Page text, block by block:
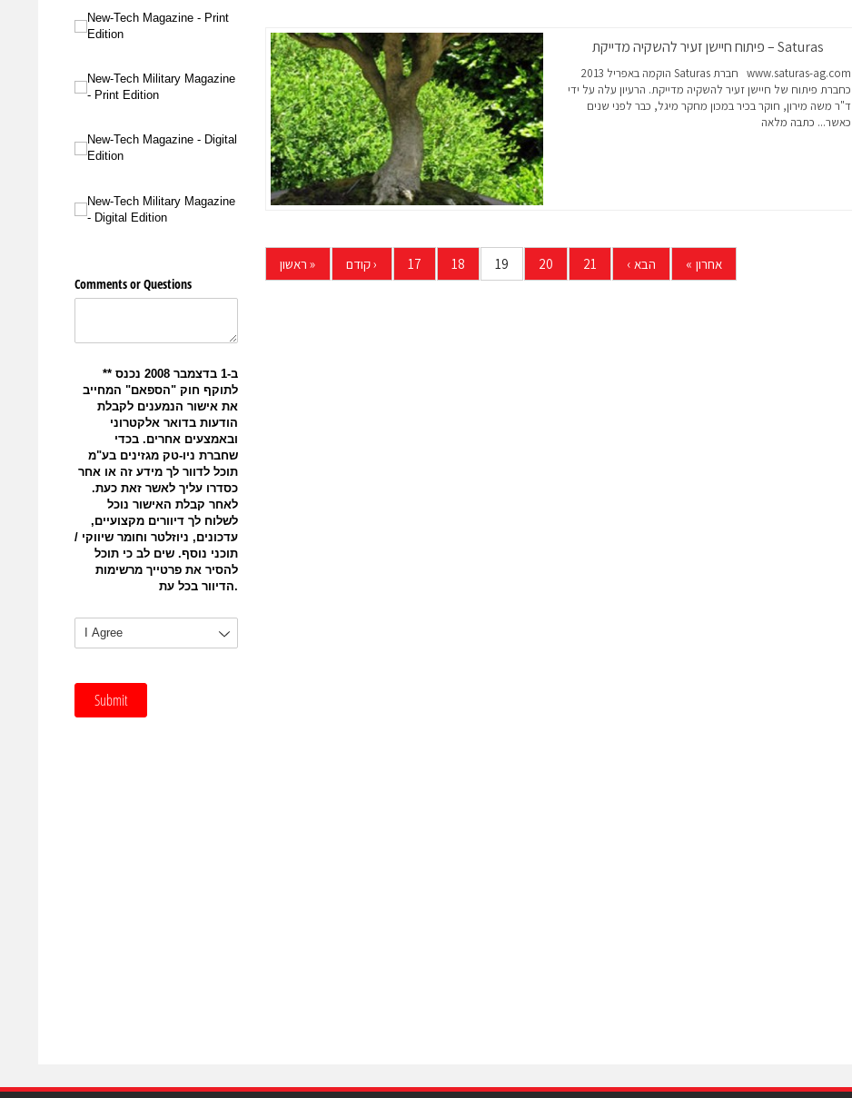
Saturas – פיתוח חיישן זעיר להשקיה מדייקת
www.saturas-ag.com חברת Saturas הוקמה באפריל 2013
כחברת פיתוח של חיישן זעיר להשקיה מדייקת. הרעיון עלה על ידי
ד"ר משה מירון, חוקר בכיר במכון מחקר מיגל, כבר לפני שנים
כאשר... כתבה מלאה
« ראשון ‹קודם 17 18 19 20 21 הבא › אחרון »